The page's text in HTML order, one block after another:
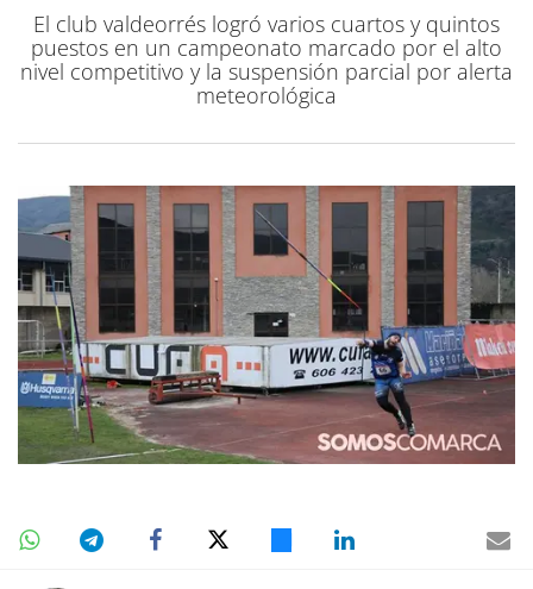
El club valdeorrés logró varios cuartos y quintos
puestos en un campeonato marcado por el alto
nivel competitivo y la suspensión parcial por alerta
meteorológica